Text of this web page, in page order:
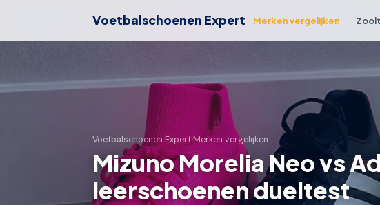
Voetbalschoenen Expert Merken vergelijken
Voetbalschoenen Expert›Merken vergelijken
Mizuno Morelia Neo vs
leerschoenen dueltest